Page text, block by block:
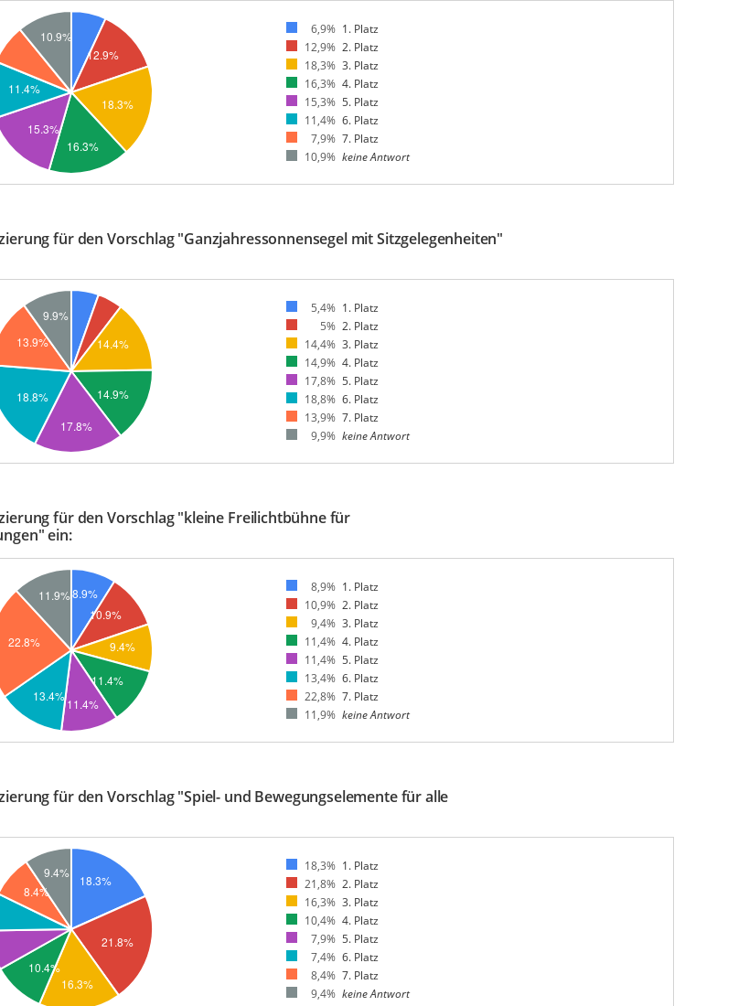
6,9% 1. Platz
12,9% 2. Platz
18,3% 3. Platz
16,3% 4. Platz
15,3% 5. Platz
11,4% 6. Platz
7,9% 7. Platz
10,9% keine Antwort
für den Vorschlag "Ganzjahressonnensegel mit Sitzgelegenheiten"
5,4% 1. Platz
5% 2. Platz
14,4% 3. Platz
14,9% 4. Platz
17,8% 5. Platz
18,8% 6. Platz
13,9% 7. Platz
9,9% keine Antwort
für den Vorschlag "kleine Freilichtbühne für
ein:
8,9% 1. Platz
10,9% 2. Platz
9,4% 3. Platz
11,4% 4. Platz
11,4% 5. Platz
13,4% 6. Platz
22,8% 7. Platz
11,9% keine Antwort
für den Vorschlag "Spiel- und Bewegungselemente für alle
18,3% 1. Platz
21,8% 2. Platz
16,3% 3. Platz
10,4% 4. Platz
7,9% 5. Platz
7,4% 6. Platz
8,4% 7. Platz
9,4% keine Antwort